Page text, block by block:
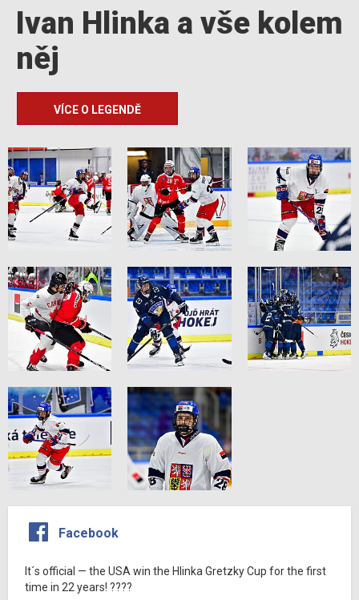
Ivan Hlinka a vše kolem
něj
VÍCE O LEGENDĚ
Facebook
It´s official — the USA win the Hlinka Gretzky Cup for the first
time in 22 years! ????